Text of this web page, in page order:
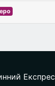
Експрес